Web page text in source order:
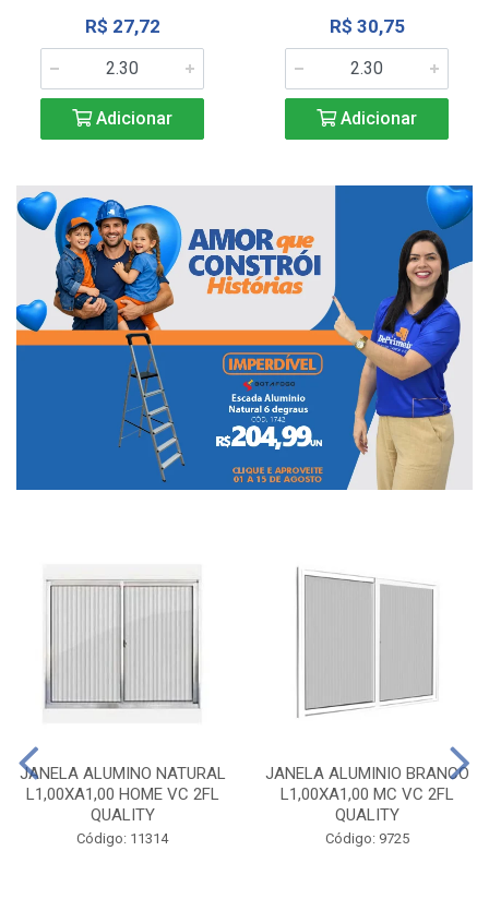
R$ 27,72
Adicionar
R$ 30,75
Adicionar
JANELA ALUMINO NATURAL
L1,00XA1,00 HOME VC 2FL
QUALITY
Código: 11314
JANELA ALUMINIO BRANCO
L1,00XA1,00 MC VC 2FL
QUALITY
Código: 9725